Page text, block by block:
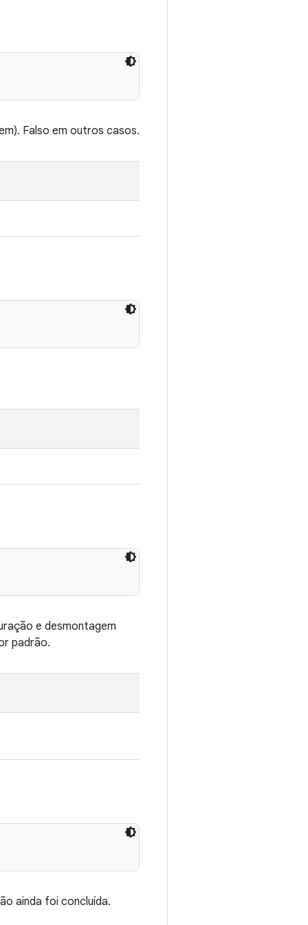
Falso em outros casos.
e desmontagem
padrão.
ainda foi concluída.